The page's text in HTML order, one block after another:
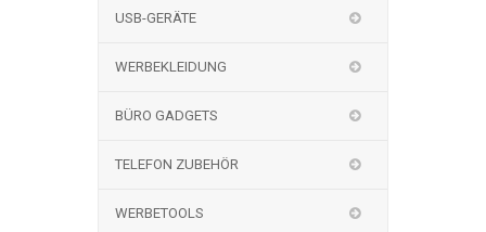
USB-GERÄTE
WERBEKLEIDUNG
BÜRO GADGETS
TELEFON ZUBEHÖR
WERBETOOLS